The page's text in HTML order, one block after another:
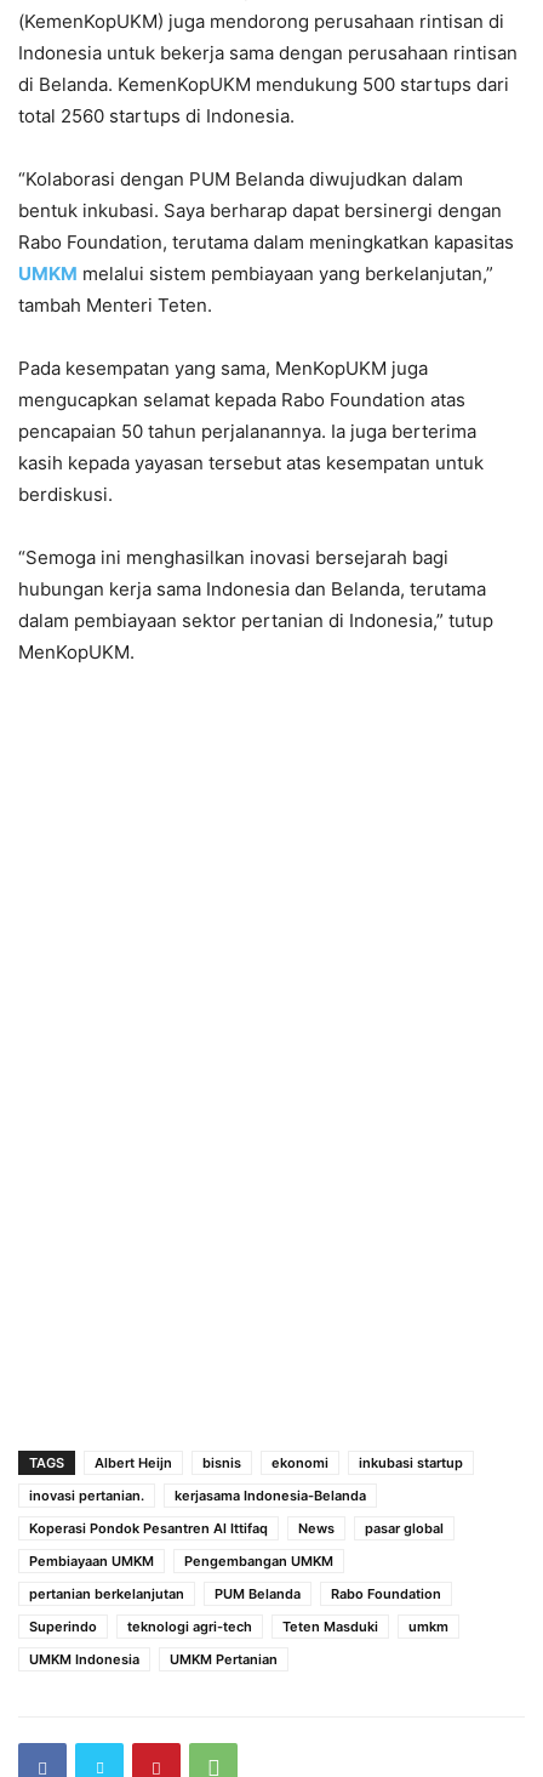
(KemenKopUKM) juga mendorong perusahaan rintisan di
Indonesia untuk bekerja sama dengan perusahaan rintisan
di Belanda. KemenKopUKM mendukung 500 startups dari
total 2560 startups di Indonesia.
“Kolaborasi dengan PUM Belanda diwujudkan dalam
bentuk inkubasi. Saya berharap dapat bersinergi dengan
Rabo Foundation, terutama dalam meningkatkan kapasitas
UMKM melalui sistem pembiayaan yang berkelanjutan,”
tambah Menteri Teten.
Pada kesempatan yang sama, MenKopUKM juga
mengucapkan selamat kepada Rabo Foundation atas
pencapaian 50 tahun perjalanannya. Ia juga berterima
kasih kepada yayasan tersebut atas kesempatan untuk
berdiskusi.
“Semoga ini menghasilkan inovasi bersejarah bagi
hubungan kerja sama Indonesia dan Belanda, terutama
dalam pembiayaan sektor pertanian di Indonesia,” tutup
MenKopUKM.
TAGS Albert Heijn bisnis ekonomi
inkubasi startup
inovasi pertanian.
kerjasama Indonesia-Belanda
Koperasi Pondok Pesantren Al Ittifaq
News
pasar global
Pembiayaan UMKM
Pengembangan UMKM
pertanian berkelanjutan
PUM Belanda
Rabo Foundation
Superindo
teknologi agri-tech Teten Masduki
umkm
UMKM Indonesia
UMKM Pertanian